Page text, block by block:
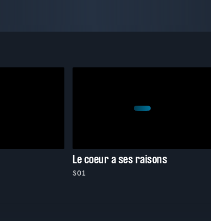
Le coeur a ses raisons
S01